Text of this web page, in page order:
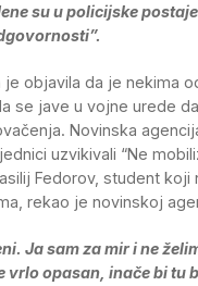
su u policijske
je objavila da je nekima
se jave u vojne urede
Novinska
uzvikivali “Ne
Fedorov, student koji
rekao je novinskoj
Ja sam za mir i ne
vrlo opasan, inače bi tu